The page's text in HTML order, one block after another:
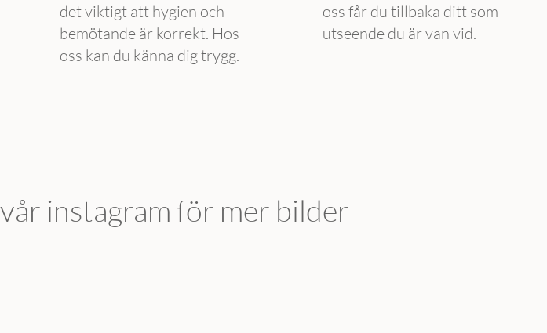
det viktigt att hygien och
bemötande är korrekt. Hos
oss kan du känna dig trygg.
oss får du tillbaka ditt som
utseende du är van vid.
instagram för mer bilder